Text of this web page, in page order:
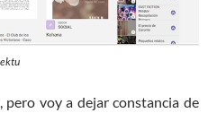
voy a dejar constancia de